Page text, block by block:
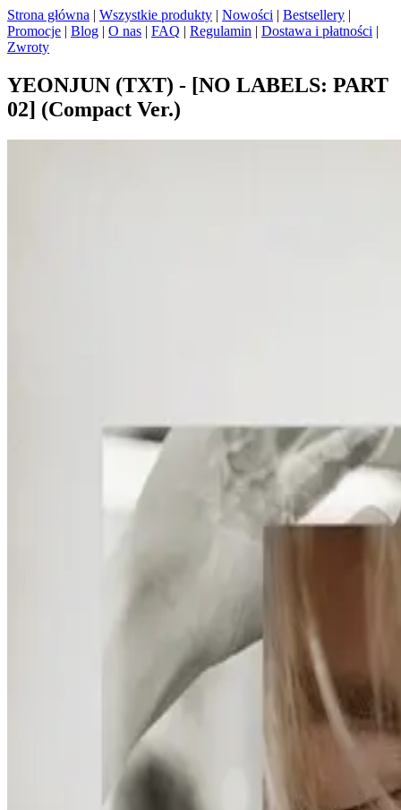
Strona główna | Wszystkie produkty | Nowości | Bestsellery |
Promocje | Blog | O nas | FAQ | Regulamin | Dostawa i płatności |
Zwroty
YEONJUN (TXT) - [NO LABELS: PART
02] (Compact Ver.)